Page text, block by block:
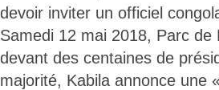
devoir inviter un officiel
Samedi 12 mai 2018, Parc
devant des centaines de
majorité, Kabila annonce une